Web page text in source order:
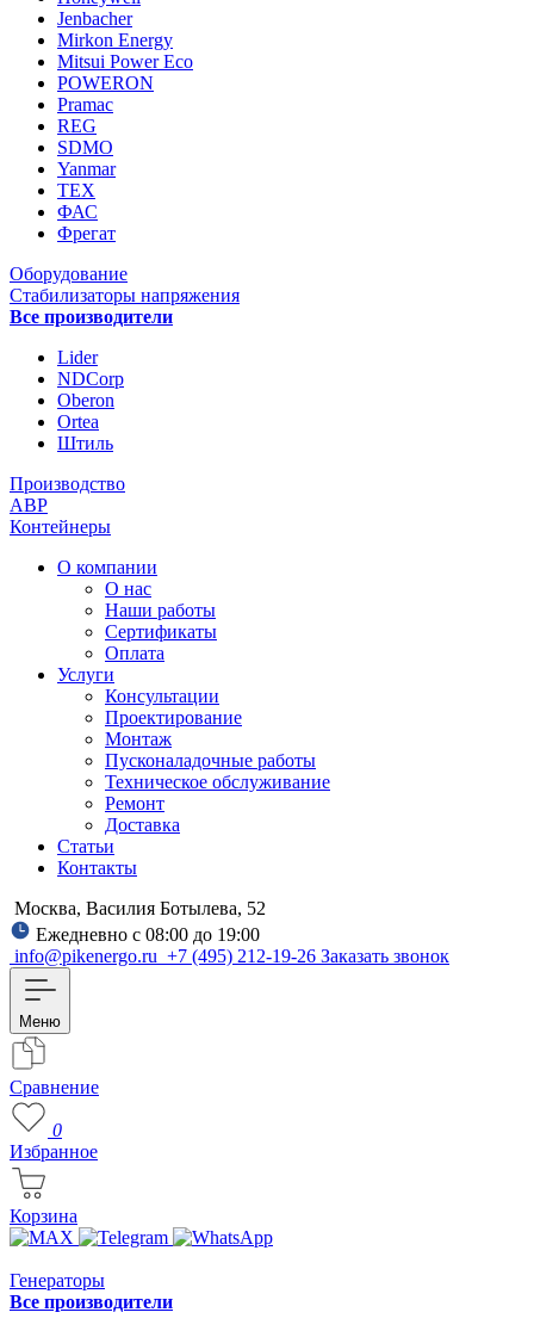
Jenbacher
Mirkon Energy
Mitsui Power Eco
POWERON
Pramac
REG
SDMO
Yanmar
ТЕХ
ФАС
Фрегат
Оборудование
Стабилизаторы напряжения
Все производители
Lider
NDCorp
Oberon
Ortea
Штиль
Производство
АВР
Контейнеры
О компании
О нас
Наши работы
Сертификаты
Оплата
Услуги
Консультации
Проектирование
Монтаж
Пусконаладочные работы
Техническое обслуживание
Ремонт
Доставка
Статьи
Контакты
Москва, Василия Ботылева, 52
Ежедневно с 08:00 до 19:00
info@pikenergo.ru +7 (495) 212-19-26 Заказать звонок
Меню
Сравнение
0
Избранное
Корзина
Генераторы
Все производители